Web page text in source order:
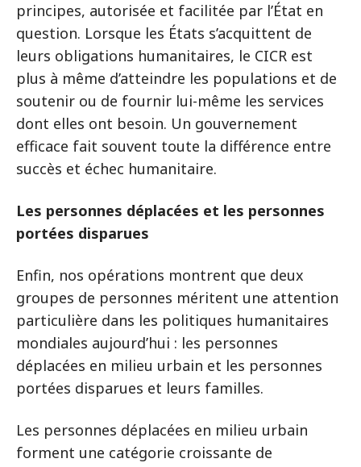
principes, autorisée et facilitée par l’État en
question. Lorsque les États s’acquittent de
leurs obligations humanitaires, le CICR est
plus à même d’atteindre les populations et de
soutenir ou de fournir lui-même les services
dont elles ont besoin. Un gouvernement
efficace fait souvent toute la différence entre
succès et échec humanitaire.
Les personnes déplacées et les personnes
portées disparues
Enfin, nos opérations montrent que deux
groupes de personnes méritent une attention
particulière dans les politiques humanitaires
mondiales aujourd’hui : les personnes
déplacées en milieu urbain et les personnes
portées disparues et leurs familles.
Les personnes déplacées en milieu urbain
forment une catégorie croissante de